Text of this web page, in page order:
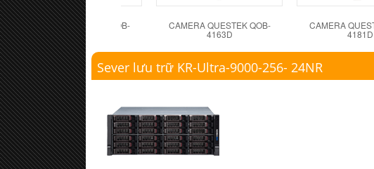
CAMERA QUESTEK QOB-
4162D
CAMERA QUESTEK QOB-
4163D
CAMERA
4181D
Sever lưu trữ KR-Ultra-9000-256- 24NR